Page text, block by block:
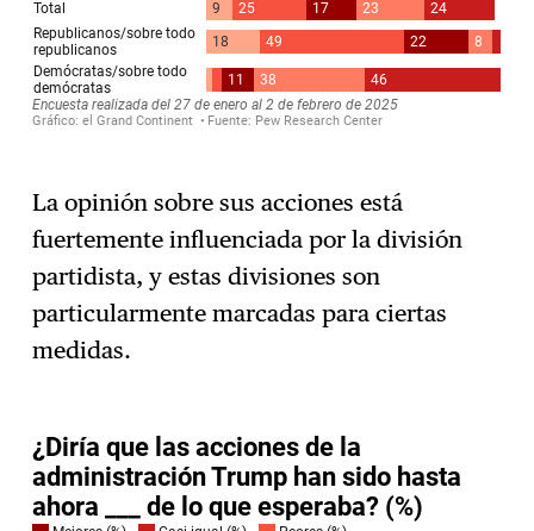
La opinión sobre sus acciones está
fuertemente influenciada por la división
partidista, y estas divisiones son
particularmente marcadas para ciertas
medidas.